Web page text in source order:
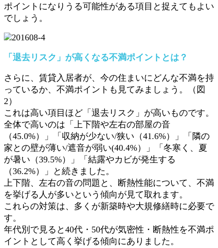
ポイントになりうる可能性がある項目と捉えてもよい
でしょう。
「退去リスク」が高くなる不満ポイントとは？
さらに、賃貸入居者が、今の住まいにどんな不満を持
っているか、不満ポイントも見てみましょう。（図
2）
これは高い項目ほど「退去リスク」が高いものです。
全体で高いのは「上下階や左右の部屋の音
（45.0%）」「収納が少ない/狭い（41.6%）」「隣の
家との壁が薄い/遮音が弱い(40.4%）」「冬寒く、夏
が暑い（39.5%）」「結露やカビが発生する
（36.2%）」と続きました。
上下階、左右の音の問題と、断熱性能について、不満
を挙げる人が多いという傾向が見て取れます。
これらの対策は、多くが新築時や大規修繕時に必要で
す。
年代別で見ると40代・50代が気密性・断熱性を不満ポ
イントとして高く挙げる傾向にありました。